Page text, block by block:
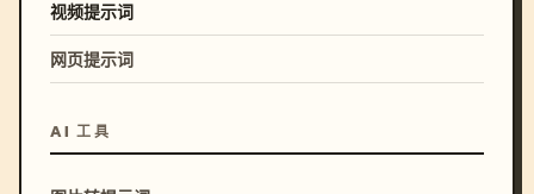
视频提示词
网页提示词
AI 工具